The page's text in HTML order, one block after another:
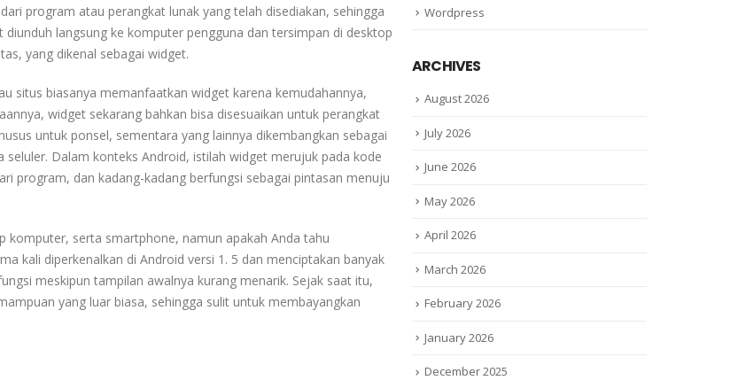
program atau perangkat lunak yang telah disediakan, sehingga
diunduh langsung ke komputer pengguna dan tersimpan di desktop
yang dikenal sebagai widget.
situs biasanya memanfaatkan widget karena kemudahannya,
widget sekarang bahkan bisa disesuaikan untuk perangkat
untuk ponsel, sementara yang lainnya dikembangkan sebagai
seluler. Dalam konteks Android, istilah widget merujuk pada kode
program, dan kadang-kadang berfungsi sebagai pintasan menuju
serta smartphone, namun apakah Anda tahu
kali diperkenalkan di Android versi 1. 5 dan menciptakan banyak
meskipun tampilan awalnya kurang menarik. Sejak saat itu,
yang luar biasa, sehingga sulit untuk membayangkan
Wordpress
ARCHIVES
August 2026
July 2026
June 2026
May 2026
April 2026
March 2026
February 2026
January 2026
December 2025